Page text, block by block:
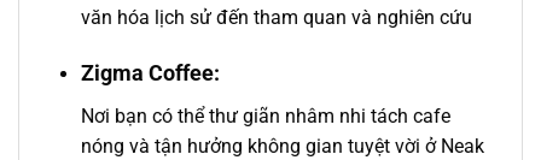
văn hóa lịch sử đến tham quan và nghiên cứu
Zigma Coffee:
Nơi bạn có thể thư giãn nhâm nhi tách cafe
nóng và tận hưởng không gian tuyệt vời ở Neak